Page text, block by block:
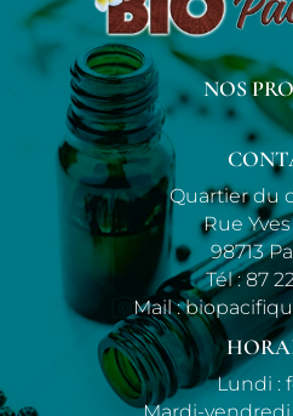
NOS
Quartier du
Rue
98713
Tél :87
Mail :
Lundi :